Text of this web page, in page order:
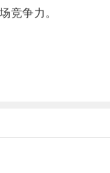
竞争力。